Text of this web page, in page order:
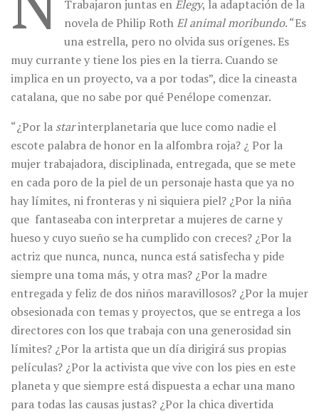
Trabajaron juntas enElegy, la adaptación de la
novela de Philip RothEl animal moribundo. “Es
una estrella, pero no olvida sus orígenes. Es
muy currante y tiene los pies en la tierra. Cuando se
implica en un proyecto, va a por todas”, dice la cineasta
catalana, que no sabe por qué Penélope comenzar.
“¿Por la starinterplanetaria que luce como nadie el
escote palabra de honor en la alfombra roja? ¿ Por la
mujer trabajadora, disciplinada, entregada, que se mete
en cada poro de la piel de un personaje hasta que ya no
hay límites, ni fronteras y ni siquiera piel? ¿Por la niña
que fantaseaba con interpretar a mujeres de carne y
hueso y cuyo sueño se ha cumplido con creces? ¿Por la
actriz que nunca, nunca, nunca está satisfecha y pide
siempre una toma más, y otra mas? ¿Por la madre
entregada y feliz de dos niños maravillosos? ¿Por la mujer
obsesionada con temas y proyectos, que se entrega a los
directores con los que trabaja con una generosidad sin
límites? ¿Por la artista que un día dirigirá sus propias
películas? ¿Por la activista que vive con los pies en este
planeta y que siempre está dispuesta a echar una mano
para todas las causas justas? ¿Por la chica divertida